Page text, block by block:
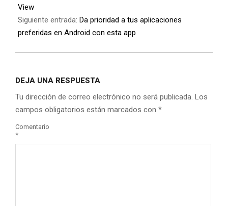
View
Siguiente entrada: Da prioridad a tus aplicaciones
preferidas en Android con esta app
DEJA UNA RESPUESTA
Tu dirección de correo electrónico no será publicada. Los
campos obligatorios están marcados con *
Comentario
*